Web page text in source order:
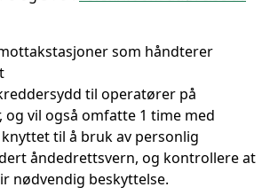
som håndterer
til operatører på
og vil også omfatte 1 time med
til å bruk av personlig
åndedrettsvern, og kontrollere at
nødvendig beskyttelse.